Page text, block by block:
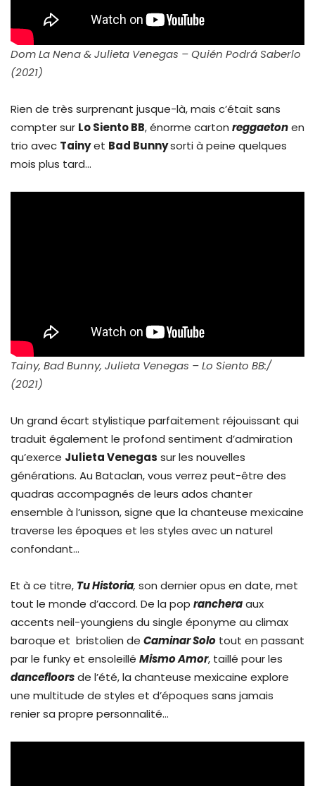
Dom La Nena & Julieta Venegas – Quién Podrá Saberlo
(2021)
Rien de très surprenant jusque-là, mais c’était sans
compter sur Lo Siento BB, énorme carton reggaetonen
trio avec Tainyet Bad Bunnysorti à peine quelques
mois plus tard…
Tainy, Bad Bunny, Julieta Venegas – Lo Siento BB:/
(2021)
Un grand écart stylistique parfaitement réjouissant qui
traduit également le profond sentiment d’admiration
qu’exerce Julieta Venegas sur les nouvelles
générations. Au Bataclan, vous verrez peut-être des
quadras accompagnés de leurs ados chanter
ensemble à l’unisson, signe que la chanteuse mexicaine
traverse les époques et les styles avec un naturel
confondant…
Et à ce titre, Tu Historia, son dernier opus en date, met
tout le monde d’accord. De la pop rancheraaux
accents neil-youngiens du single éponyme au climax
baroque et bristolien de Caminar Solo tout en passant
par le funky et ensoleillé Mismo Amor, taillé pour les
dancefloorsde l’été, la chanteuse mexicaine explore
une multitude de styles et d’époques sans jamais
renier sa propre personnalité…